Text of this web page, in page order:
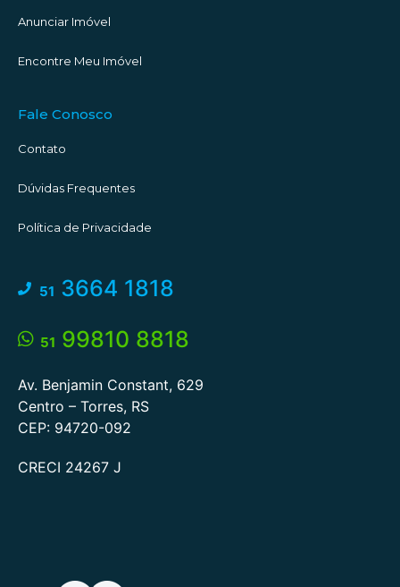
Anunciar Imóvel
Encontre Meu Imóvel
Fale Conosco
Contato
Dúvidas Frequentes
Política de Privacidade
51 3664 1818
51 99810 8818
Av. Benjamin Constant, 629
Centro – Torres, RS
CEP: 94720-092
CRECI 24267 J